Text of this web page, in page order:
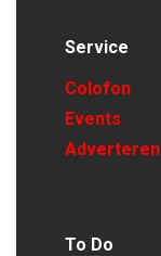
Service
Colofon
Events
Adverteren
To Do